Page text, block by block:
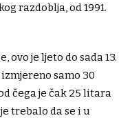
razdoblja, od 1991.
ovo je ljeto do sada 13.
samo 30
čega je čak 25 litara
trebalo da se i u